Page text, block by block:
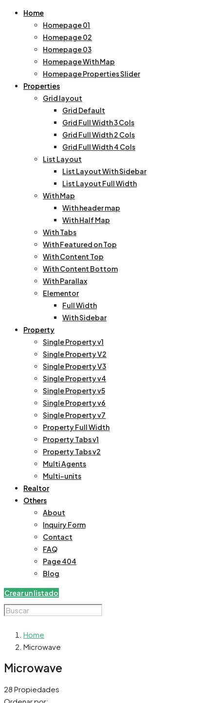
Home
Homepage 01
Homepage 02
Homepage 03
Homepage With Map
Homepage Properties Slider
Properties
Grid layout
Grid Default
Grid Full Width 3 Cols
Grid Full Width 2 Cols
Grid Full Width 4 Cols
List Layout
List Layout With Sidebar
List Layout Full Width
With Map
With header map
With Half Map
With Tabs
With Featured on Top
With Content Top
With Content Bottom
With Parallax
Elementor
Full Width
With Sidebar
Property
Single Property v1
Single Property V2
Single Property V3
Single Property v4
Single Property v5
Single Property v6
Single Property v7
Property Full Width
Property Tabs v1
Property Tabs v2
Multi Agents
Multi-units
Realtor
Others
About
Inquiry Form
Contact
FAQ
Page 404
Blog
Crear un listado
Home
Microwave
Microwave
28 Propiedades